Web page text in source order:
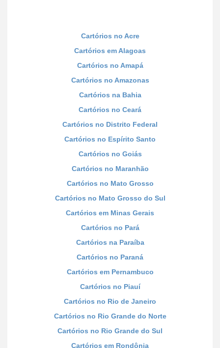
Cartórios no Acre
Cartórios em Alagoas
Cartórios no Amapá
Cartórios no Amazonas
Cartórios na Bahia
Cartórios no Ceará
Cartórios no Distrito Federal
Cartórios no Espírito Santo
Cartórios no Goiás
Cartórios no Maranhão
Cartórios no Mato Grosso
Cartórios no Mato Grosso do Sul
Cartórios em Minas Gerais
Cartórios no Pará
Cartórios na Paraíba
Cartórios no Paraná
Cartórios em Pernambuco
Cartórios no Piauí
Cartórios no Rio de Janeiro
Cartórios no Rio Grande do Norte
Cartórios no Rio Grande do Sul
Cartórios em Rondônia